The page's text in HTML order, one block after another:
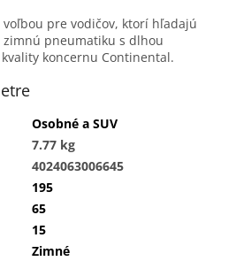
pre vodičov, ktorí hľadajú
pneumatiku s dlhou
koncernu Continental.
Osobné a SUV
7.77 kg
4024063006645
195
65
15
Zimné